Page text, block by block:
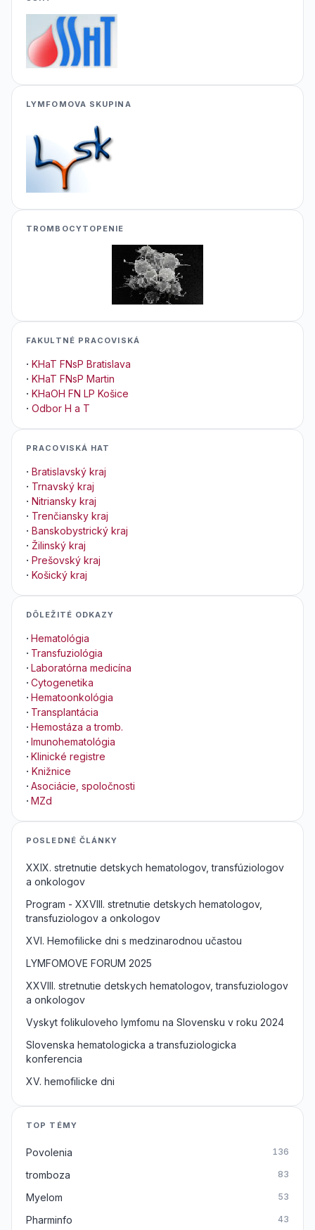
LYMFOMOVA SKUPINA
TROMBOCYTOPENIE
FAKULTNÉ PRACOVISKÁ
· KHaT FNsP Bratislava
· KHaT FNsP Martin
· KHaOH FN LP Košice
· Odbor H a T
PRACOVISKÁ HAT
· Bratislavský kraj
· Trnavský kraj
· Nitriansky kraj
· Trenčiansky kraj
· Banskobystrický kraj
· Žilinský kraj
· Prešovský kraj
· Košický kraj
DÔLEŽITÉ ODKAZY
· Hematológia
· Transfuziológia
· Laboratórna medicína
· Cytogenetika
· Hematoonkológia
· Transplantácia
· Hemostáza a tromb.
· Imunohematológia
· Klinické registre
· Knižnice
· Asociácie, spoločnosti
· MZd
POSLEDNÉ ČLÁNKY
XXIX. stretnutie detskych hematologov, transfúziologov
a onkologov
Program - XXVIII. stretnutie detskych hematologov,
transfuziologov a onkologov
XVI. Hemofilicke dni s medzinarodnou učastou
LYMFOMOVE FORUM 2025
XXVIII. stretnutie detskych hematologov, transfuziologov
a onkologov
Vyskyt folikuloveho lymfomu na Slovensku v roku 2024
Slovenska hematologicka a transfuziologicka
konferencia
XV. hemofilicke dni
TOP TÉMY
Povolenia 136
tromboza 83
Myelom 53
Pharminfo 43